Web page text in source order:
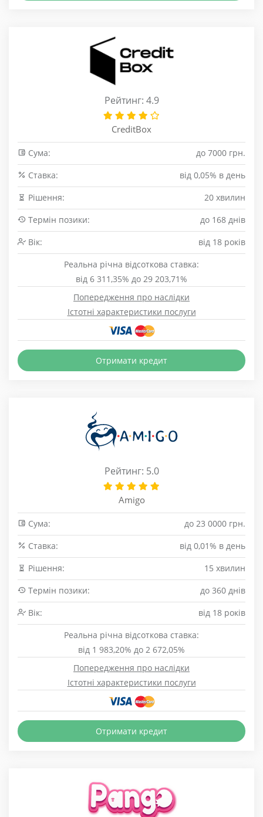
Рейтинг: 4.9
CreditBox
Сума:
до 7000 грн.
Cтавка:
від 0,05% в день
Рішення:
20 хвилин
Термін позики:
до 168 днів
Вік:
від 18 років
Реальна річна відсоткова ставка:
від 6 311,35% до 29 203,71%
Попередження про наслідки
Істотні характеристики послуги
Отримати кредит
Рейтинг: 5.0
Amigo
Сума:
до 23 0000 грн.
Cтавка:
від 0,01% в день
Рішення:
15 хвилин
Термін позики:
до 360 днів
Вік:
від 18 років
Реальна річна відсоткова ставка:
від 1 983,20% до 2 672,05%
Попередження про наслідки
Істотні характеристики послуги
Отримати кредит